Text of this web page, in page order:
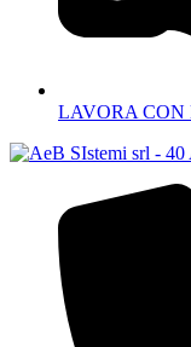
LAVORA CON